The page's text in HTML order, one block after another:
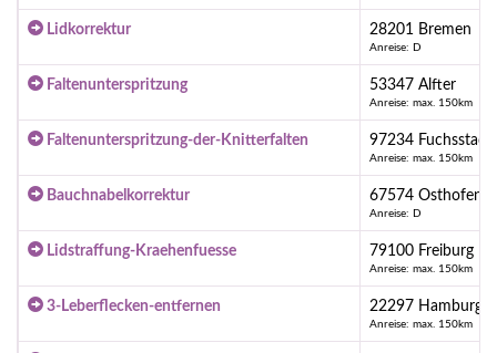
Lidkorrektur 28201 Bremen
Anreise: D
Faltenunterspritzung 53347 Alfter
Anreise: max. 150km
Faltenunterspritzung-der-Knitterfalten 97234 Fuchsstadt
Anreise: max. 150km
Bauchnabelkorrektur 67574 Osthofen
Anreise: D
Lidstraffung-Kraehenfuesse 79100 Freiburg
Anreise: max. 150km
3-Leberflecken-entfernen 22297 Hamburg
Anreise: max. 150km